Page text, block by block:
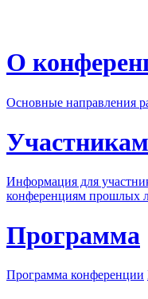
О
Основные направления
Участникам
Информация для
конференциям прошлых
Программа
Программа конференции